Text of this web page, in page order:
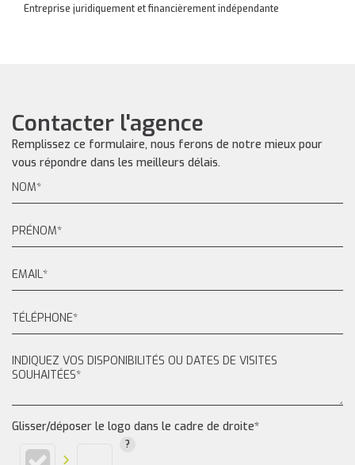
Entreprise juridiquement et financièrement indépendante
Contacter l'agence
Remplissez ce formulaire, nous ferons de notre mieux pour
vous répondre dans les meilleurs délais.
Glisser/déposer le logo dans le cadre de droite*